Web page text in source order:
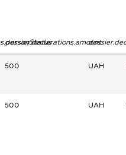
dossier.declarations.amount
500 UAH
500 UAH